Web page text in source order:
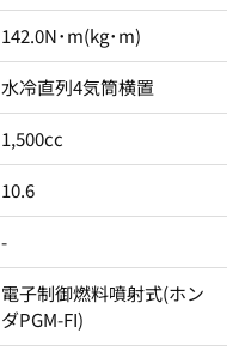
142.0N･m(kg･m)
水冷直列4気筒横置
1,500cc
10.6
-
電子制御燃料噴射式(ホン
ダPGM-FI)